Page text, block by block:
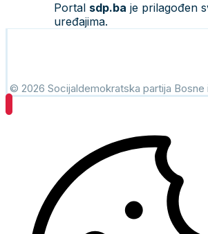
Portal sdp.ba je prilagođen
uređajima.
© 2026 Socijaldemokratska partija